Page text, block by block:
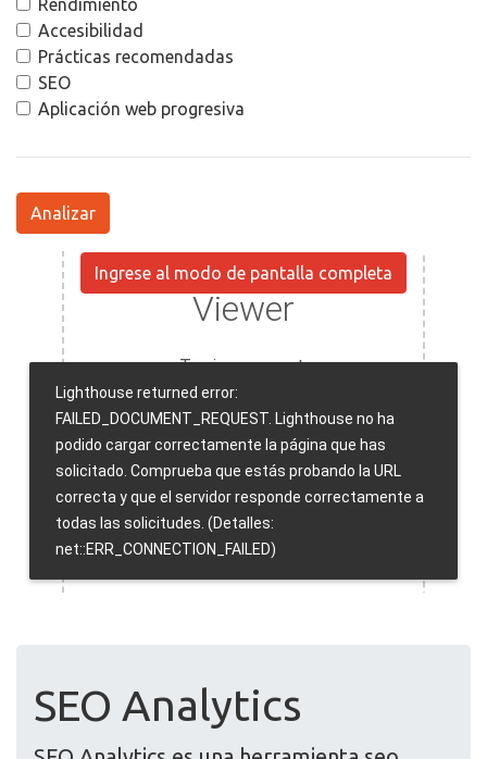
Rendimiento
Accesibilidad
Prácticas recomendadas
SEO
Aplicación web progresiva
Analizar
Ingrese al modo de pantalla completa
SEO Analytics